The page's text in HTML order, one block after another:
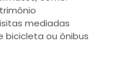
mediadas
bicicleta ou ônibus